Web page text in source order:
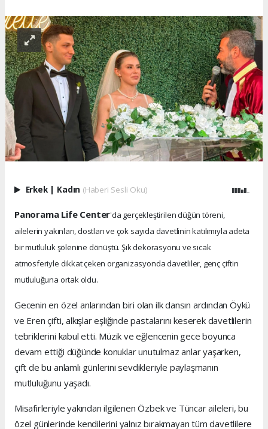
Erkek | Kadın (Haberi Sesli Oku)
Panorama Life Center'da gerçekleştirilen düğün töreni,
ailelerin yakınları, dostları ve çok sayıda davetlinin katılımıyla adeta
bir mutluluk şölenine dönüştü. Şık dekorasyonu ve sıcak
atmosferiyle dikkat çeken organizasyonda davetliler, genç çiftin
mutluluğuna ortak oldu.
Gecenin en özel anlarından biri olan ilk dansın ardından Öykü
ve Eren çifti, alkışlar eşliğinde pastalarını keserek davetlilerin
tebriklerini kabul etti. Müzik ve eğlencenin gece boyunca
devam ettiği düğünde konuklar unutulmaz anlar yaşarken,
çift de bu anlamlı günlerini sevdikleriyle paylaşmanın
mutluluğunu yaşadı.
Misafirleriyle yakından ilgilenen Özbek ve Tüncar aileleri, bu
özel günlerinde kendilerini yalnız bırakmayan tüm davetlilere